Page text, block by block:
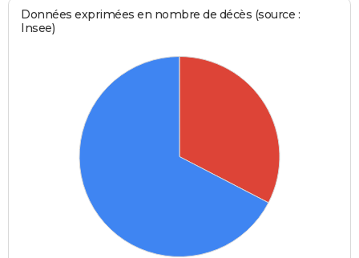
Données exprimées en nombre de décès (source :
Insee)